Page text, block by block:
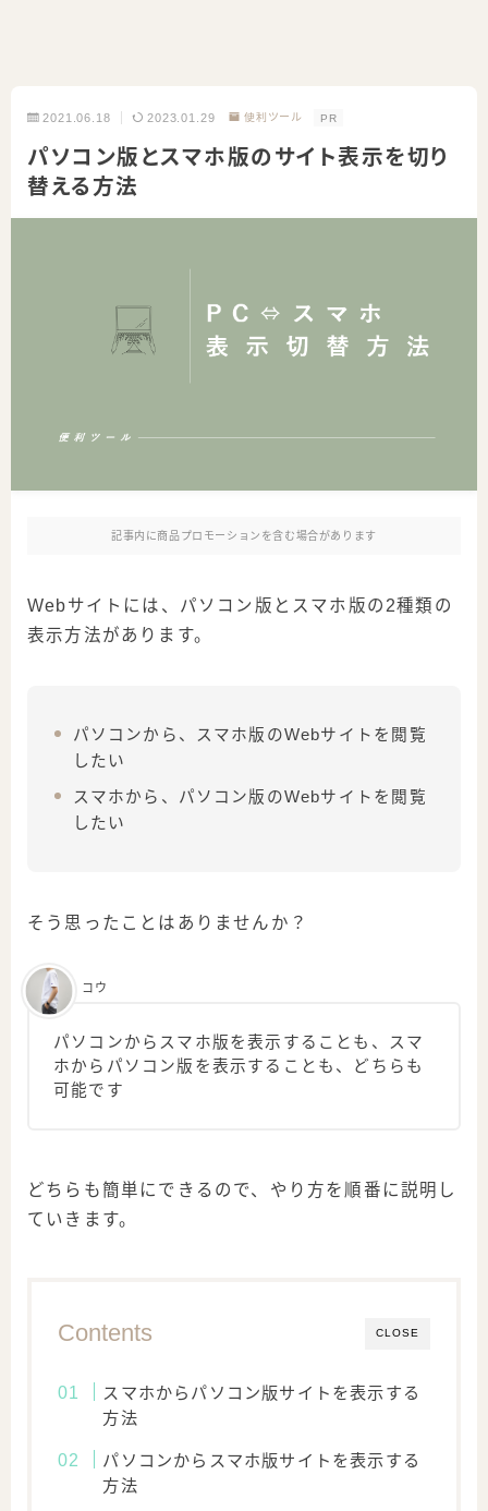
2021.06.18 2023.01.29 便利ツール PR
パソコン版とスマホ版のサイト表示を切り
替える方法
記事内に商品プロモーションを含む場合があります
Webサイトには、パソコン版とスマホ版の2種類の
表示方法があります。
パソコンから、スマホ版のWebサイトを閲覧
したい
スマホから、パソコン版のWebサイトを閲覧
したい
そう思ったことはありませんか？
パソコンからスマホ版を表示することも、スマ
ホからパソコン版を表示することも、どちらも
可能です
コウ
どちらも簡単にできるので、やり方を順番に説明し
ていきます。
CLOSE
Contents
スマホからパソコン版サイトを表示する
方法
パソコンからスマホ版サイトを表示する
方法